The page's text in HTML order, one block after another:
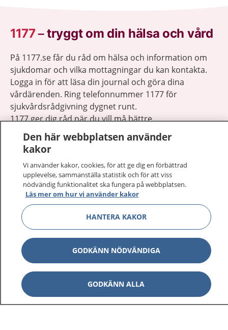
1177–tryggt om din hälsa och vård
På 1177.se får du råd om hälsa och information om
sjukdomar och vilka mottagningar du kan kontakta.
Logga in för att läsa din journal och göra dina
vårdärenden. Ring telefonnummer 1177 för
sjukvårdsrådgivning dygnet runt.
1177 ger dig råd när du vill må bättre.
1177 på flera språk
Om 1177 Visa
Kontakt Visa
Behandling av personuppgifter
Hantering av kakor
Den här webbplatsen använder
kakor
Vi använder kakor, cookies, för att ge dig en förbättrad
upplevelse, sammanställa statistik och för att viss
nödvändig funktionalitet ska fungera på webbplatsen.
Läs mer om hur vi använder kakor
HANTERA KAKOR
GODKÄNN NÖDVÄNDIGA
GODKÄNN ALLA